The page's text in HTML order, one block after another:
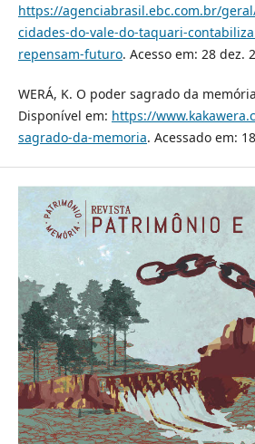
https://agenciabrasil.ebc.com.br/
cidades-do-vale-do-taquari-
repensam-futuro. Acesso em: 28 dez.
WERÁ, K. O poder sagrado da
Disponível em: https://
sagrado-da-memoria. Acessado em: